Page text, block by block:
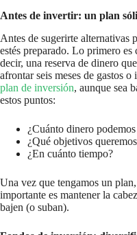
Antes de invertir: un plan
Antes de sugerirte alternativas
estés preparado. Lo primero
decir, una reserva de dinero
afrontar seis meses de gastos
plan de inversión, aunque sea
estos puntos:
¿Cuánto dinero
¿Qué objetivos
¿En cuánto tiempo?
Una vez que tengamos un
importante es mantener la
bajen (o suban).